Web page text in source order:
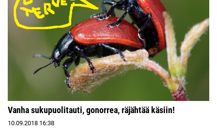
Vanha sukupuolitauti, gonorrea, räjähtää käsiin!
10.09.2018 16:38